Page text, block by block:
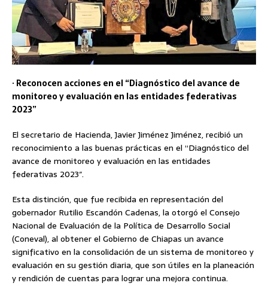
· Reconocen acciones en el “Diagnóstico del avance de
monitoreo y evaluación en las entidades federativas
2023”
El secretario de Hacienda, Javier Jiménez Jiménez, recibió un
reconocimiento a las buenas prácticas en el “Diagnóstico del
avance de monitoreo y evaluación en las entidades
federativas 2023″.
Esta distinción, que fue recibida en representación del
gobernador Rutilio Escandón Cadenas, la otorgó el Consejo
Nacional de Evaluación de la Política de Desarrollo Social
(Coneval), al obtener el Gobierno de Chiapas un avance
significativo en la consolidación de un sistema de monitoreo y
evaluación en su gestión diaria, que son útiles en la planeación
y rendición de cuentas para lograr una mejora continua.